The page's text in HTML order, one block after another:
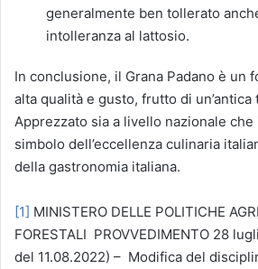
generalmente ben tollerato
intolleranza al lattosio.
In conclusione, il Grana Padano è un
alta qualità e gusto, frutto di
Apprezzato sia a livello nazionale
simbolo dell’eccellenza culinaria
della gastronomia italiana.
[1] MINISTERO DELLE POLITICHE
FORESTALI PROVVEDIMENTO 28
del 11.08.2022) – Modifica del